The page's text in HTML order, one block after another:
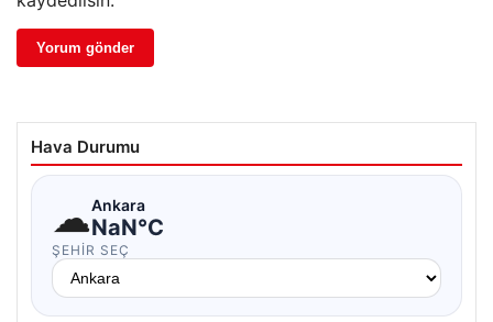
Hava Durumu
☁Ankara
NaN°C
ŞEHIR SEÇ